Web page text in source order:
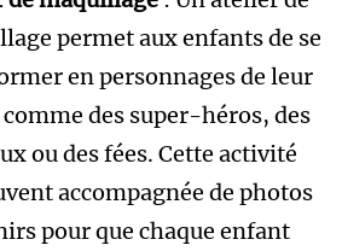
permet aux enfants de se
en personnages de leur
des super-héros, des
ou des fées. Cette activité
accompagnée de photos
pour que chaque enfant